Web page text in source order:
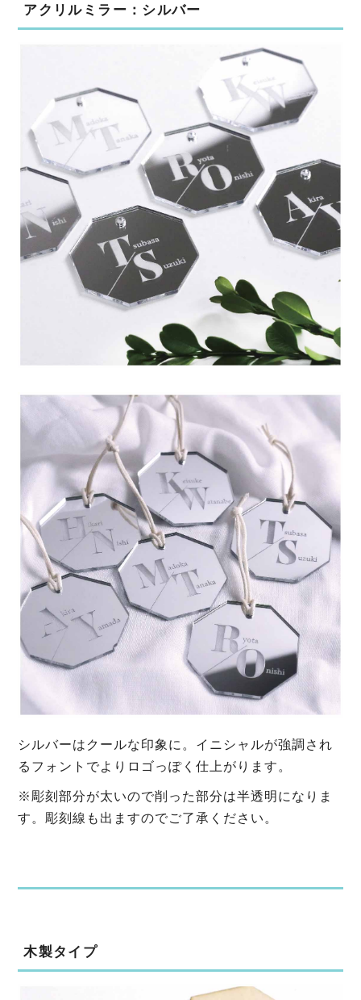
アクリルミラー：シルバー
シルバーはクールな印象に。イニシャルが強調され
るフォントでよりロゴっぽく仕上がります。
※彫刻部分が太いので削った部分は半透明になりま
す。彫刻線も出ますのでご了承ください。
木製タイプ